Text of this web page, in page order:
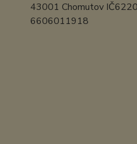
43001 Chomutov
6606011918